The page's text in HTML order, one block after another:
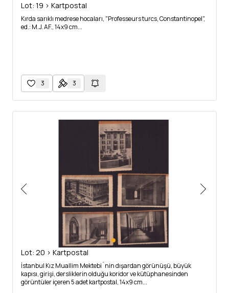
Lot: 19 > Kartpostal
Kırda sarıklı medrese hocaları, "Professeurs turcs, Constantinopel",
ed.: M.J. AF., 14x9 cm...
3 3
Lot: 20 > Kartpostal
İstanbul Kız Muallim Mektebi´nin dışardan görünüşü, büyük
kapısı, girişi, dersliklerin olduğu koridor ve kütüphanesinden
görüntüler içeren 5 adet kartpostal, 14x9 cm...